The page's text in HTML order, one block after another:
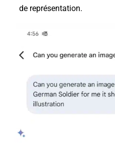
de représentation.